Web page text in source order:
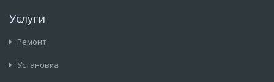
Услуги
Ремонт
Установка